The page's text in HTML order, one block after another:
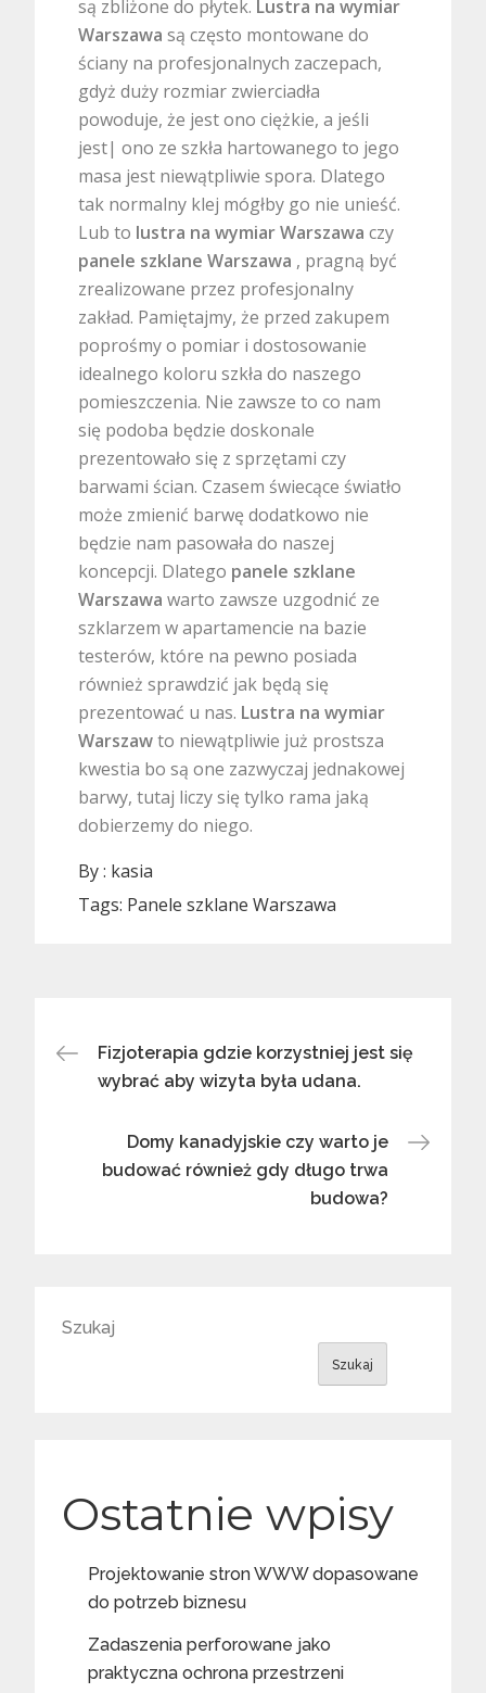
są zbliżone do płytek. Lustra na wymiar
Warszawa są często montowane do
ściany na profesjonalnych zaczepach,
gdyż duży rozmiar zwierciadła
powoduje, że jest ono ciężkie, a jeśli
jest| ono ze szkła hartowanego to jego
masa jest niewątpliwie spora. Dlatego
tak normalny klej mógłby go nie unieść.
Lub to lustra na wymiar Warszawa czy
panele szklane Warszawa , pragną być
zrealizowane przez profesjonalny
zakład. Pamiętajmy, że przed zakupem
poprośmy o pomiar i dostosowanie
idealnego koloru szkła do naszego
pomieszczenia. Nie zawsze to co nam
się podoba będzie doskonale
prezentowało się z sprzętami czy
barwami ścian. Czasem świecące światło
może zmienić barwę dodatkowo nie
będzie nam pasowała do naszej
koncepcji. Dlatego panele szklane
Warszawa warto zawsze uzgodnić ze
szklarzem w apartamencie na bazie
testerów, które na pewno posiada
również sprawdzić jak będą się
prezentować u nas. Lustra na wymiar
Warszawto niewątpliwie już prostsza
kwestia bo są one zazwyczaj jednakowej
barwy, tutaj liczy się tylko rama jaką
dobierzemy do niego.
By : kasia
Tags: Panele szklane Warszawa
Nawigacja
wpisu
Fizjoterapia gdzie korzystniej jest się
wybrać aby wizyta była udana.
Domy kanadyjskie czy warto je
budować również gdy długo trwa
budowa?
Szukaj
Szukaj
Ostatnie wpisy
Projektowanie stron WWW dopasowane
do potrzeb biznesu
Zadaszenia perforowane jako
praktyczna ochrona przestrzeni